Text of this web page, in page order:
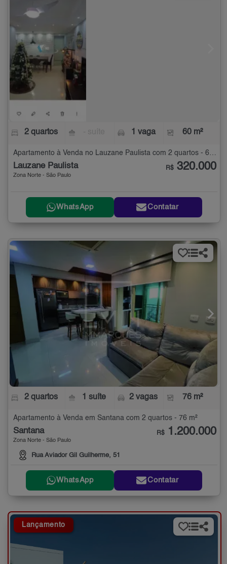
2 quartos 1 vaga 60 m²
Apartamento à Venda no Lauzane Paulista com 2 quartos - 60 m²
Lauzane Paulista
Zona Norte - São Paulo
R$ 320.000
WhatsApp Contatar
2 quartos 1 suíte 2 vagas 76 m²
Apartamento à Venda em Santana com 2 quartos - 76 m²
Santana
Zona Norte - São Paulo
Rua Aviador Gil Guilherme, 51
R$ 1.200.000
WhatsApp Contatar
Lançamento